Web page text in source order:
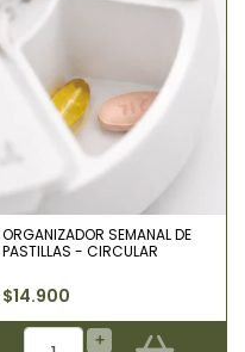
ORGANIZADOR SEMANAL DE
PASTILLAS - CIRCULAR
$14.900
+